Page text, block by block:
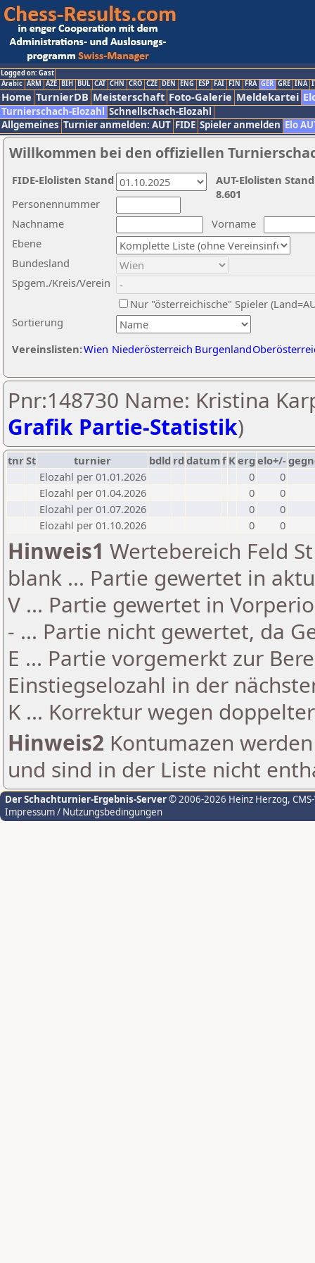
Logged on: Gast
Arabic ARM AZE BIH BUL CAT CHN CRO CZE DEN ENG ESP FAI FIN FRA GER GRE INA
Home TurnierDB Meisterschaft Foto-Galerie Meldekartei
Turnierschach-Elozahl Schnellschach-Elozahl
Allgemeines Turnier anmelden: AUT FIDE Spieler anmelden Elo
Willkommen bei den offiziellen
Nachname
Vorname
Ebene
Sortierung
Personennummer
Bundesland
Spgem./Kreis/Verein
Nur "österreichische" Spieler
Vereinslisten:Wien Niederösterreich Burgenland
AUT-Elolisten
8.601
FIDE-Elolisten Stand
Pnr:148730 Name: Kristina
Grafik Partie-Statistik)
tnrSt turnier bdld rd datumf Kerg elo+/-
Elozahl per 01.01.2026
0
0
Elozahl per 01.04.2026
0
0
Elozahl per 01.07.2026
0
0
Elozahl per 01.10.2026
0 0
Hinweis1 Wertebereich Feld
blank ... Partie gewertet in
V ... Partie gewertet in
- ... Partie nicht gewertet, da
E ... Partie vorgemerkt zur
Einstiegselozahl in der
K ... Korrektur wegen
Hinweis2 Kontumazen
und sind in der Liste nicht
Der Schachturnier-Ergebnis-Server© 2006-2026 Heinz Herzog,
Impressum / Nutzungsbedingungen